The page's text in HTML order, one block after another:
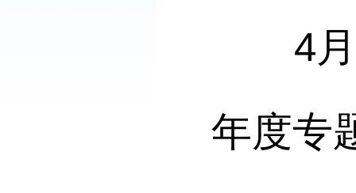
4月
年度专